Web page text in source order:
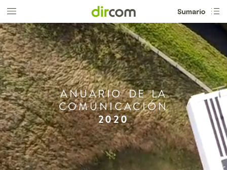
ANUARIO DE LA
COMUNICACIÓN
2020